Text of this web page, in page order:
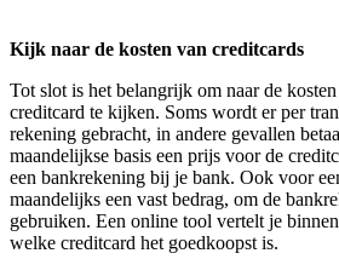
Kijk naar de kosten van creditcards
Tot slot is het belangrijk om naar de
creditcard te kijken. Soms wordt er per
rekening gebracht, in andere gevallen
maandelijkse basis een prijs voor de
een bankrekening bij je bank. Ook voor
maandelijks een vast bedrag, om de
gebruiken. Een online tool vertelt je
welke creditcard het goedkoopst is.